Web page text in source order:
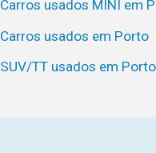
Carros usados MINI em
Carros usados em Porto
SUV/TT usados em Porto